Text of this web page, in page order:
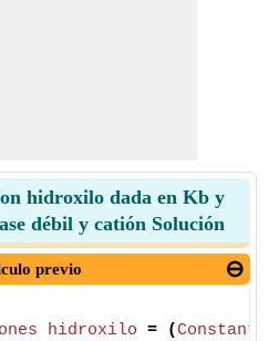
hidroxilo dada en Kb y
débil y catión Solución
previo
hidroxilo = (